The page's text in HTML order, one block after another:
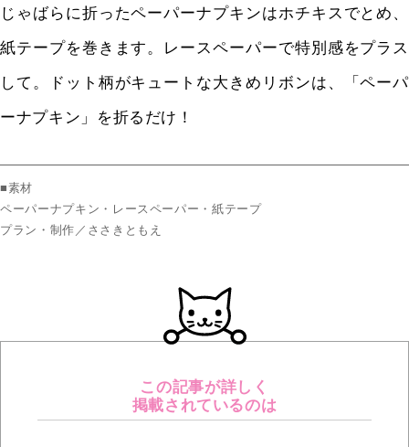
じゃばらに折ったペーパーナプキンはホチキスでとめ、
紙テープを巻きます。レースペーパーで特別感をプラス
して。ドット柄がキュートな大きめリボンは、「ペーパ
ーナプキン」を折るだけ！
■素材
ペーパーナプキン・レースペーパー・紙テープ
プラン・制作／ささきともえ
この記事が詳しく
掲載されているのは